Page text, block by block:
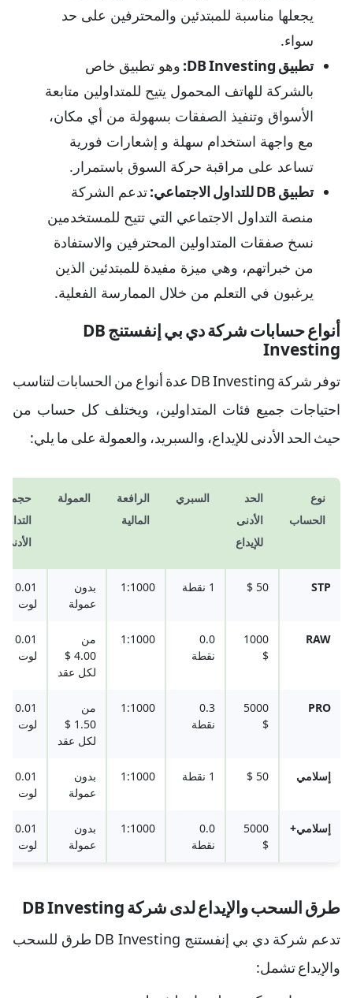
يجعلها مناسبة للمبتدئين والمحترفين على حد
سواء.
تطبيق DB Investing:
وهو تطبيق خاص
بالشركة للهاتف المحمول يتيح للمتداولين متابعة
الأسواق وتنفيذ الصفقات بسهولة من أي مكان،
مع واجهة استخدام سهلة و إشعارات فورية
تساعد على مراقبة حركة السوق باستمرار.
تطبيق DB للتداول الاجتماعي:
تدعم الشركة
منصة التداول الاجتماعي التي تتيح للمستخدمين
نسخ صفقات المتداولين المحترفين والاستفادة
من خبراتهم، وهي ميزة مفيدة للمبتدئين الذين
يرغبون في التعلم من خلال الممارسة الفعلية.
أنواع حسابات شركة دي بي إنفستنج DB
Investing
توفر شركة DB Investing عدة أنواع من الحسابات لتناسب
احتياجات جميع فئات المتداولين، ويختلف كل حساب من
حيث الحد الأدنى للإيداع، والسبريد، والعمولة على ما يلي:
نوع
الحساب
الحد
الأدنى
للإيداع
السبري
الرافعة
المالية
العمولة
حجم
التداول
الأدنى
STP
50 $ 1 نقطة 1:1000
بدون
عمولة
0.01
لوت
RAW
1000
$
0.0
نقطة
1:1000
من
4.00 $
لكل عقد
0.01
لوت
PRO
5000
$
0.3
نقطة
1:1000
من
1.50 $
لكل عقد
0.01
لوت
إسلامي 50 $ 1 نقطة 1:1000
بدون
عمولة
0.01
لوت
إسلامي+
5000
$
0.0
نقطة
1:1000
بدون
عمولة
0.01
لوت
طرق السحب والإيداع لدى شركة DB Investing
تدعم شركة دي بي إنفستنج DB Investing طرق للسحب
والإيداع تشمل: